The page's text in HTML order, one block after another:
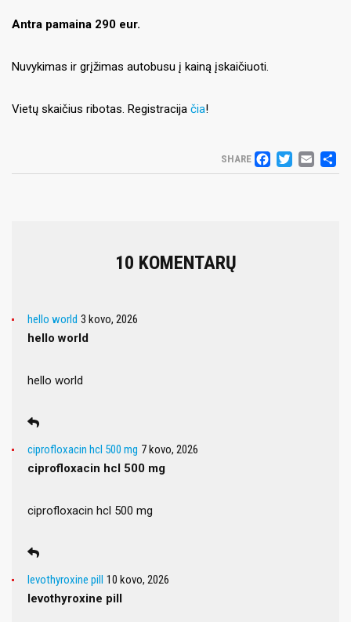
Antra pamaina 290 eur.
Nuvykimas ir grįžimas autobusu į kainą įskaičiuoti.
Vietų skaičius ribotas. Registracija čia!
SHARE
10 KOMENTARŲ
hello world 3 kovo, 2026
hello world
hello world
ciprofloxacin hcl 500 mg 7 kovo, 2026
ciprofloxacin hcl 500 mg
ciprofloxacin hcl 500 mg
levothyroxine pill 10 kovo, 2026
levothyroxine pill